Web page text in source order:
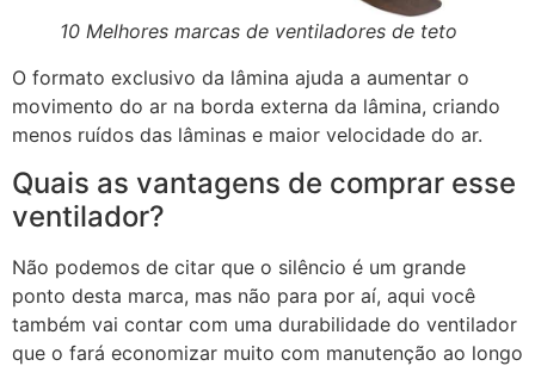
10 Melhores marcas de ventiladores de teto
O formato exclusivo da lâmina ajuda a aumentar o
movimento do ar na borda externa da lâmina, criando
menos ruídos das lâminas e maior velocidade do ar.
Quais as vantagens de comprar esse
ventilador?
Não podemos de citar que o silêncio é um grande
ponto desta marca, mas não para por aí, aqui você
também vai contar com uma durabilidade do ventilador
que o fará economizar muito com manutenção ao longo